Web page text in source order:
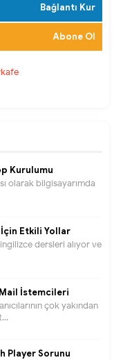
Bağlantı Kur
Abone Ol
Kurulumu
olarak bilgisayarımda
Etkili Yollar
dersleri alıyor ve
İstemcileri
çok yakından
Player Sorunu